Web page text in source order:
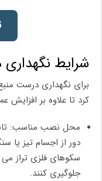
شرایط نگهداری
برای نگهداری درست
کرد تا علاوه بر
محل نصب مناسب:
دور از اجسام تیز یا
سکوهای فلزی تراز
جلوگیری کنند.